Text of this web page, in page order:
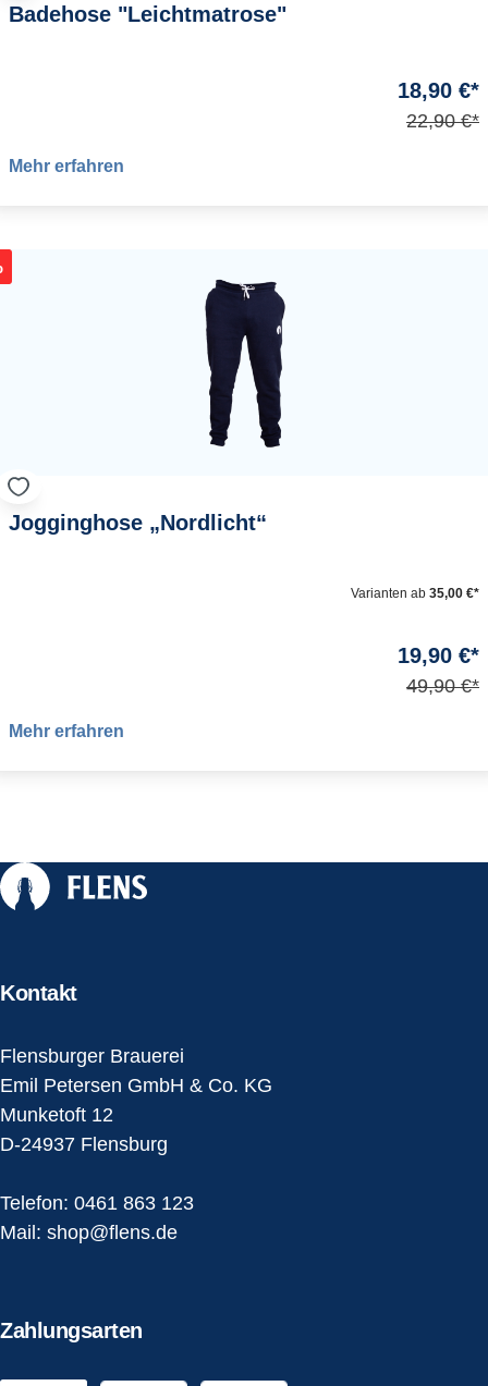
Badehose "Leichtmatrose"
18,90 €*
22,90 €*
Mehr erfahren
Jogginghose „Nordlicht“
Varianten ab 35,00 €*
19,90 €*
49,90 €*
Mehr erfahren
Zahlungsarten
Kontakt
Flensburger Brauerei
Emil Petersen GmbH & Co. KG
Munketoft 12
D-24937 Flensburg
Telefon: 0461 863 123
Mail: shop@flens.de